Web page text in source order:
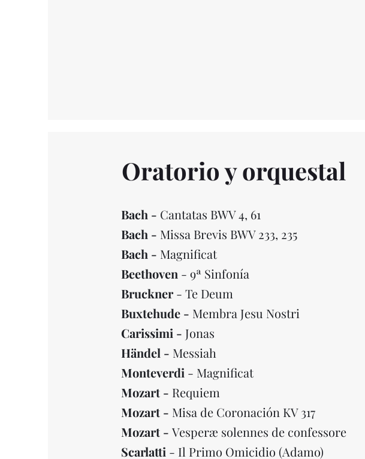
Oratorio y orquestal
Bach - Cantatas BWV 4, 61
Bach - Missa Brevis BWV 233, 235
Bach - Magnificat
Beethoven - 9ª Sinfonía
Bruckner- Te Deum
Buxtehude - Membra Jesu Nostri
Carissimi - Jonas
Händel - Messiah
Monteverdi - Magnificat
Mozart - Requiem
Mozart - Misa de Coronación KV 317
Mozart - Vesperæ solennes de confessore
Scarlatti - Il Primo Omicidio (Adamo)